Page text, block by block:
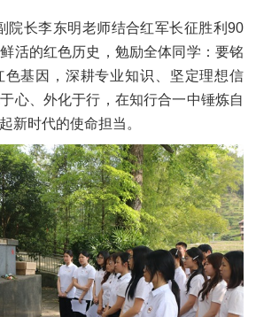
院长李东明老师结合红军长征胜利90
活的红色历史，勉励全体同学：要铭
色基因，深耕专业知识、坚定理想信
心、外化于行，在知行合一中锤炼自
新时代的使命担当。